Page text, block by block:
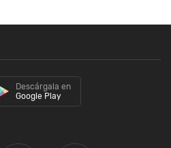
Descárgala en
Google Play